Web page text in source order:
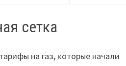
сетка
на газ, которые начали